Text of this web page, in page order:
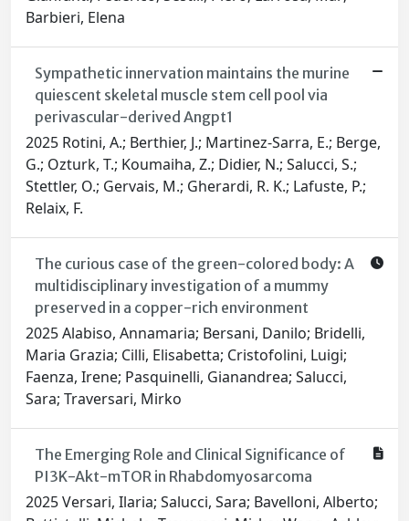
Barbieri, Elena
Sympathetic innervation maintains the murine
quiescent skeletal muscle stem cell pool via
perivascular-derived Angpt1
2025 Rotini, A.; Berthier, J.; Martinez-Sarra, E.; Berge,
G.; Ozturk, T.; Koumaiha, Z.; Didier, N.; Salucci, S.;
Stettler, O.; Gervais, M.; Gherardi, R. K.; Lafuste, P.;
Relaix, F.
The curious case of the green-colored body: A
multidisciplinary investigation of a mummy
preserved in a copper-rich environment
2025 Alabiso, Annamaria; Bersani, Danilo; Bridelli,
Maria Grazia; Cilli, Elisabetta; Cristofolini, Luigi;
Faenza, Irene; Pasquinelli, Gianandrea; Salucci,
Sara; Traversari, Mirko
The Emerging Role and Clinical Significance of
PI3K-Akt-mTOR in Rhabdomyosarcoma
2025 Versari, Ilaria; Salucci, Sara; Bavelloni, Alberto;